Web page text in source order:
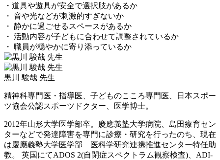
・道具や遊具が安全で選択肢があるか
・ 音や光などが刺激的すぎないか
・ 静かに過ごせるスペースがあるか
・ 活動内容が子どもに合わせて調整されているか
・ 職員が穏やかに寄り添っているか
黒川 駿哉 先生
精神科専門医・指導医、子どものこころ専門医、日本スポー
ツ協会公認スポーツドクター、医学博士。
2012年山形大学医学部卒。慶應義塾大学病院、島田療育セン
ターなどで発達障害を専門に診療・研究を行ったのち、現在
は慶應義塾大学医学部 医科学研究連携推進センター特任助
教。 英国にてADOS 2(自閉症スペクトラム観察検査)、ADI-